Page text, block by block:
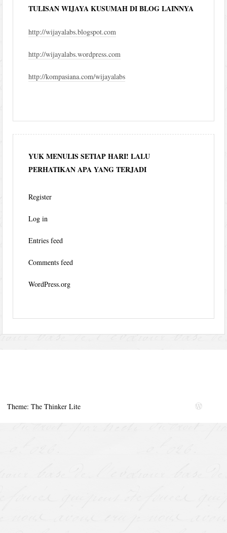
TULISAN WIJAYA KUSUMAH DI BLOG LAINNYA
http://wijayalabs.blogspot.com
http://wijayalabs.wordpress.com
http://kompasiana.com/wijayalabs
YUK MENULIS SETIAP HARI! LALU
PERHATIKAN APA YANG TERJADI
Register
Log in
Entries feed
Comments feed
WordPress.org
Theme: The Thinker Lite